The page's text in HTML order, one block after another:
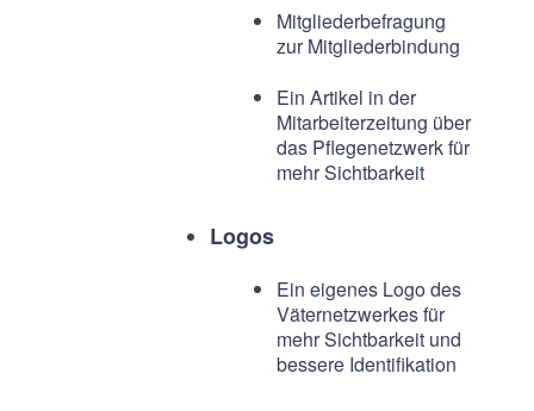
Mitgliederbefragung
zur Mitgliederbindung
Ein Artikel in der
Mitarbeiterzeitung über
das Pflegenetzwerk für
mehr Sichtbarkeit
Logos
Ein eigenes Logo des
Väternetzwerkes für
mehr Sichtbarkeit und
bessere Identifikation